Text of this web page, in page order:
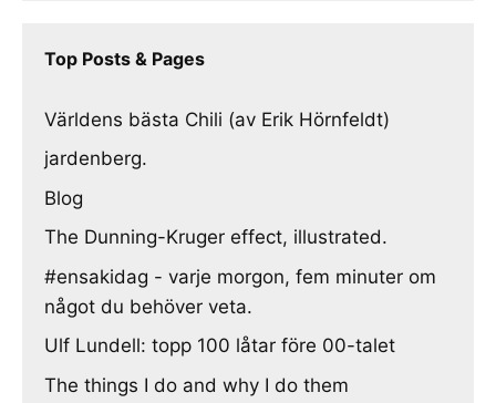
Top Posts & Pages
Världens bästa Chili (av Erik Hörnfeldt)
jardenberg.
Blog
The Dunning-Kruger effect, illustrated.
#ensakidag - varje morgon, fem minuter om
något du behöver veta.
Ulf Lundell: topp 100 låtar före 00-talet
The things I do and why I do them